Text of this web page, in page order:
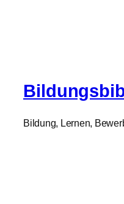
Bildung, Lernen,